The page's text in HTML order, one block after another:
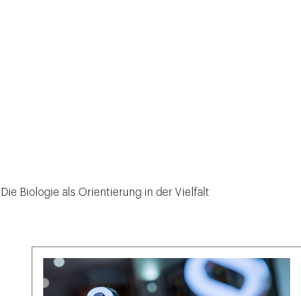
Die Biologie als Orientierung in der Vielfalt